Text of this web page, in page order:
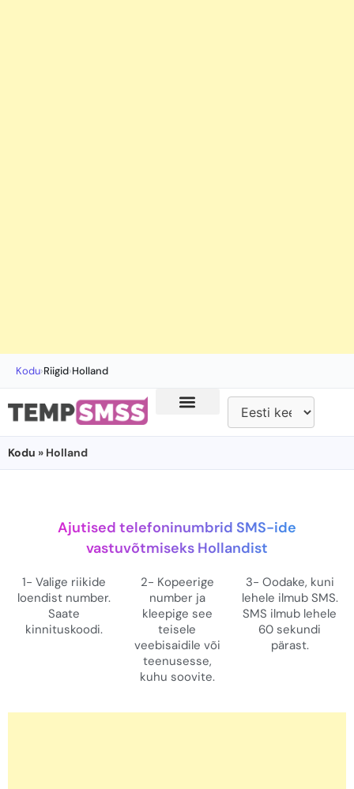
Kodu›Riigid›Holland
Kodu » Holland
Ajutised telefoninumbrid SMS-ide
vastuvõtmiseks Hollandist
1- Valige riikide
loendist number.
Saate
kinnituskoodi.
2- Kopeerige
number ja
kleepige see
teisele
veebisaidile või
teenusesse,
kuhu soovite.
3- Oodake, kuni
lehele ilmub SMS.
SMS ilmub lehele
60 sekundi
pärast.